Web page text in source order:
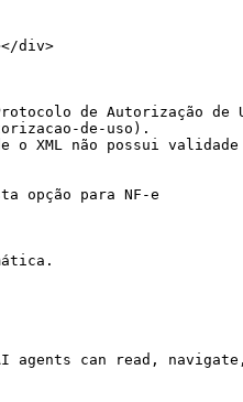
div>
de Autorização de
de-uso).
o XML não possui
agents can read,